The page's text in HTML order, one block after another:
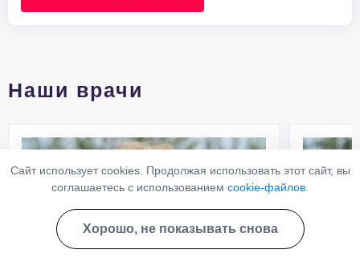
Наши врачи
Сайт использует cookies. Продолжая использовать этот сайт, вы
соглашаетесь с использованием cookie-файлов
Хорошо, не показывать снова